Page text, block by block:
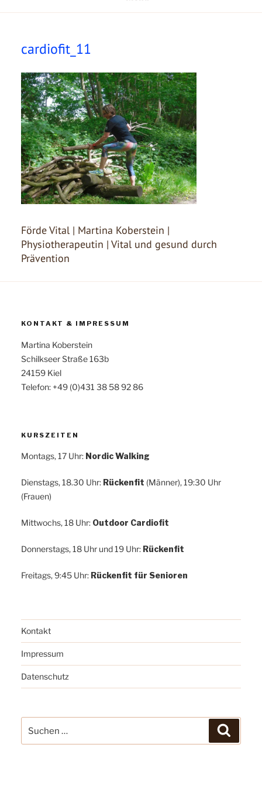
cardiofit_11
Förde Vital | Martina Koberstein |
Physiotherapeutin | Vital und gesund durch
Prävention
KONTAKT & IMPRESSUM
Martina Koberstein
Schilkseer Straße 163b
24159 Kiel
Telefon: +49 (0)431 38 58 92 86
KURSZEITEN
Montags, 17 Uhr: Nordic Walking
Dienstags, 18.30 Uhr: Rückenfit (Männer), 19:30 Uhr
(Frauen)
Mittwochs, 18 Uhr: Outdoor Cardiofit
Donnerstags, 18 Uhr und 19 Uhr: Rückenfit
Freitags, 9:45 Uhr: Rückenfit für Senioren
Kontakt
Impressum
Datenschutz
nach: